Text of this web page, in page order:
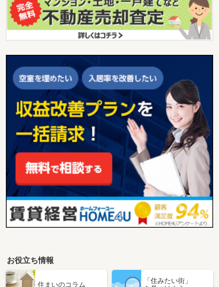
お役立ち情報
住まいのコラム
「住みたい街」